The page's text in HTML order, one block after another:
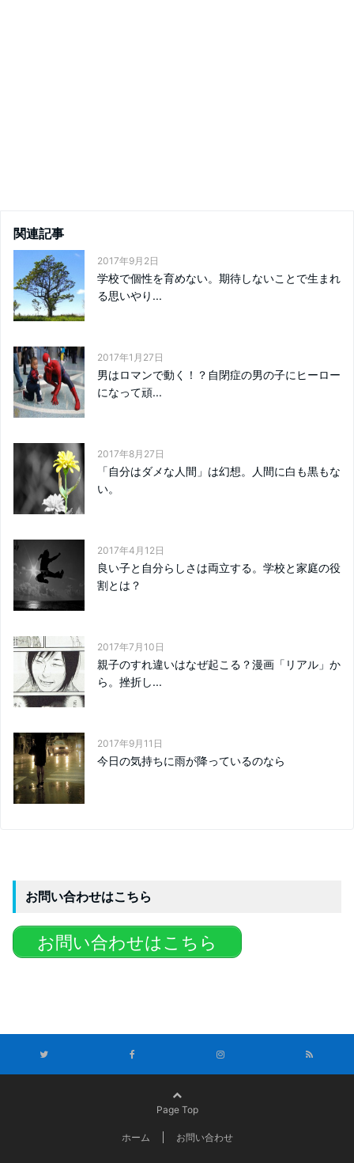
関連記事
2017年9月2日
学校で個性を育めない。期待しないことで生まれ
る思いやり...
2017年1月27日
男はロマンで動く！？自閉症の男の子にヒーロー
になって頑...
2017年8月27日
「自分はダメな人間」は幻想。人間に白も黒もな
い。
2017年4月12日
良い子と自分らしさは両立する。学校と家庭の役
割とは？
2017年7月10日
親子のすれ違いはなぜ起こる？漫画「リアル」か
ら。挫折し...
2017年9月11日
今日の気持ちに雨が降っているのなら
お問い合わせはこちら
お問い合わせはこちら
Page Top
ホーム お問い合わせ